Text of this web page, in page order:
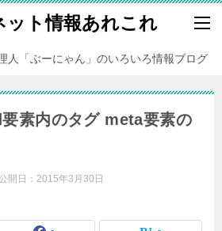
ット情報あれこれ
人「ぶーにゃん」のいろいろ情報ブログ
要素内のタグ meta要素の
開日： 2015年3月30日